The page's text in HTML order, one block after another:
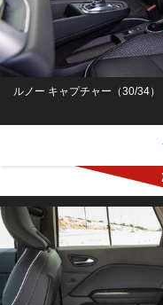
ルノー キャプチャー（30/34）